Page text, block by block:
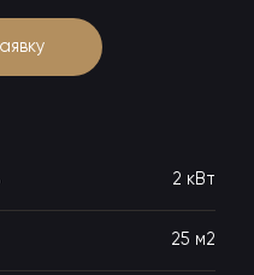
2 кВт
25 м2